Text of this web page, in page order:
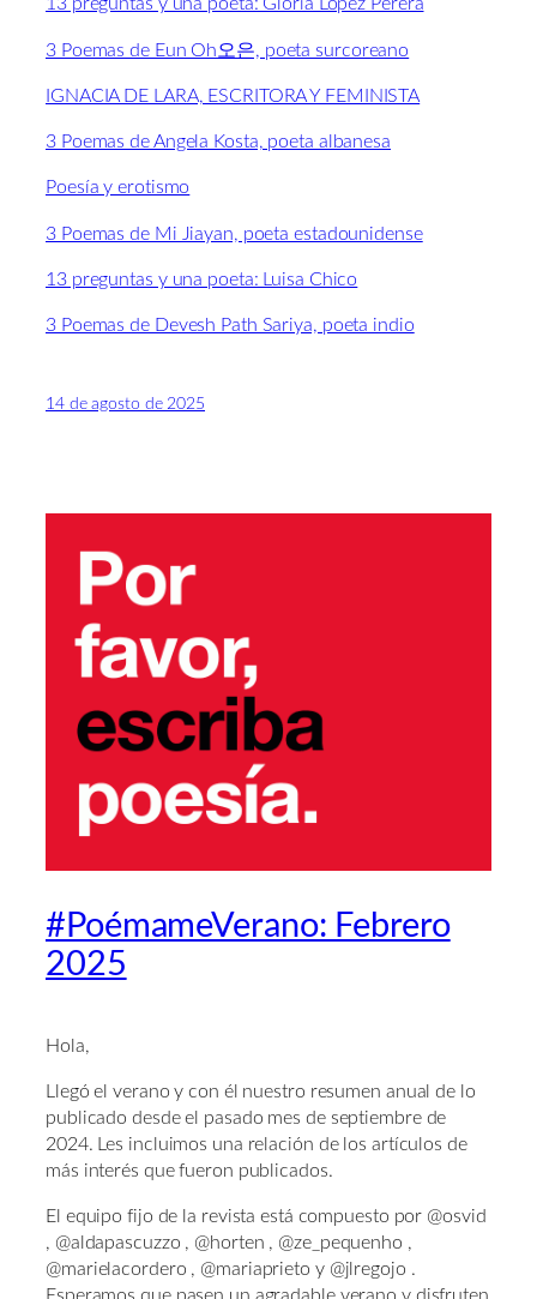
13 preguntas y una poeta: Gloria López Perera
3 Poemas de Eun Oh오은, poeta surcoreano
IGNACIA DE LARA, ESCRITORA Y FEMINISTA
3 Poemas de Angela Kosta, poeta albanesa
Poesía y erotismo
3 Poemas de Mi Jiayan, poeta estadounidense
13 preguntas y una poeta: Luisa Chico
3 Poemas de Devesh Path Sariya, poeta indio
14 de agosto de 2025
#PoémameVerano: Febrero
2025
Hola,
Llegó el verano y con él nuestro resumen anual de lo
publicado desde el pasado mes de septiembre de
2024. Les incluimos una relación de los artículos de
más interés que fueron publicados.
El equipo fijo de la revista está compuesto por @osvid
, @aldapascuzzo , @horten , @ze_pequenho ,
@marielacordero , @mariaprieto y @jlregojo .